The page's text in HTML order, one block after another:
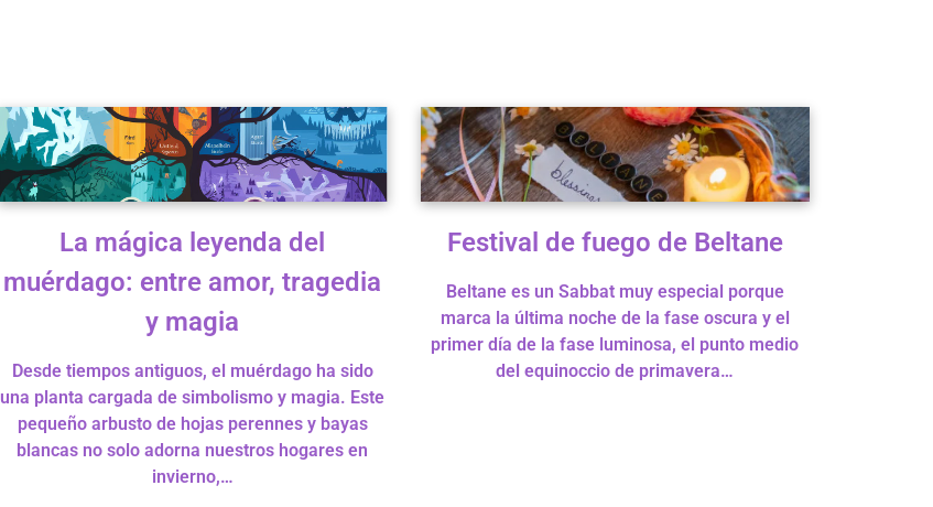
La mágica leyenda del
muérdago: entre amor, tragedia
y magia
Desde tiempos antiguos, el muérdago ha sido
una planta cargada de simbolismo y magia. Este
pequeño arbusto de hojas perennes y bayas
blancas no solo adorna nuestros hogares en
invierno,…
Festival de fuego de Beltane
Beltane es un Sabbat muy especial porque
marca la última noche de la fase oscura y el
primer día de la fase luminosa, el punto medio
del equinoccio de primavera…